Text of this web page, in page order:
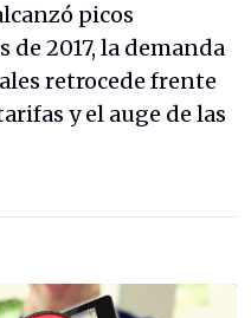
picos
2017, la demanda
retrocede frente
y el auge de las